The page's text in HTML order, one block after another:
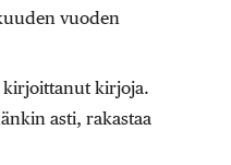
vuoden
kirjoittanut kirjoja.
asti, rakastaa